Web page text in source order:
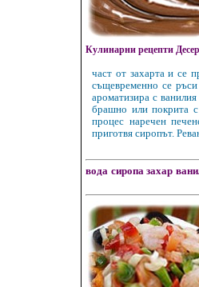
Кулинарни рецепти
част от захарта и се
същевременно се
ароматизира с
брашно или покрита
процес наречен
приготвя сиропът.
вода сиропа захар